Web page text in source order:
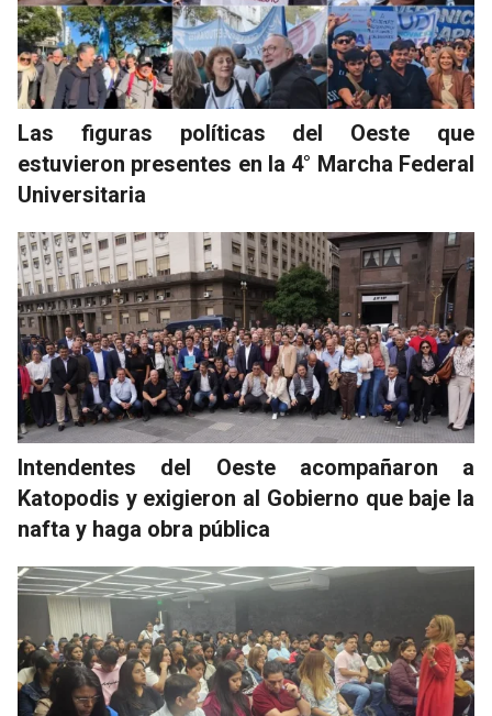
Las figuras políticas del Oeste que
estuvieron presentes en la 4° Marcha Federal
Universitaria
Intendentes del Oeste acompañaron a
Katopodis y exigieron al Gobierno que baje la
nafta y haga obra pública